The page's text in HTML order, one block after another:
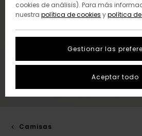
Camisas
cookies de análisis). Para más
nuestra política de cookies ypolítica
Gestionar las
Aceptar todo